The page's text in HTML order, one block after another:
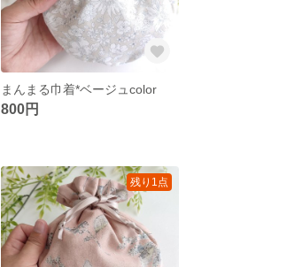
まんまる巾着*ベージュcolor
800円
残り1点